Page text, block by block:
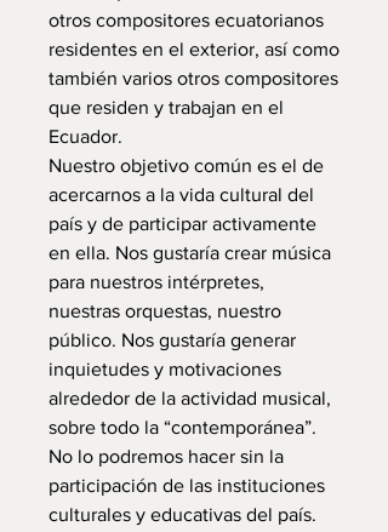
otros compositores ecuatorianos
residentes en el exterior, así como
también varios otros compositores
que residen y trabajan en el
Ecuador.
Nuestro objetivo común es el de
acercarnos a la vida cultural del
país y de participar activamente
en ella. Nos gustaría crear música
para nuestros intérpretes,
nuestras orquestas, nuestro
público. Nos gustaría generar
inquietudes y motivaciones
alrededor de la actividad musical,
sobre todo la “contemporánea”.
No lo podremos hacer sin la
participación de las instituciones
culturales y educativas del país.